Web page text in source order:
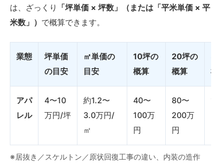
は、ざっくり
「坪単価 × 坪数」（または「平米単価 × 平
米数」） で概算できます。
業態
坪単価
の目安
㎡単価の
目安
10坪の
概算
20坪の
概算
概
アパ
レル
4〜10
万円/坪
約1.2〜
3.0万円/
㎡
40〜
100万
円
80〜
200万
円
※居抜き／スケルトン／原状回復工事の違い、内装の造作